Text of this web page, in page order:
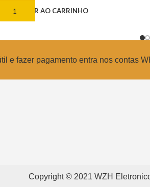
ADICIONAR AO CARRINHO
e fazer pagamento entra nos contas
Copyright © 2021 WZH